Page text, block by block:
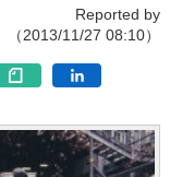
Reported by
（2013/11/27 08:10）